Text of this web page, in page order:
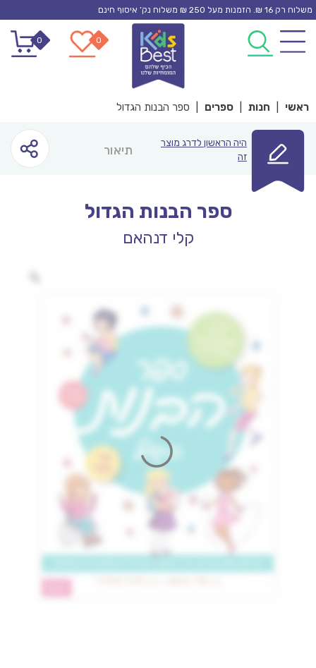
Skip
content
משלוח רק 16 ₪. הזמנות מעל 250 ₪ משלוח נק’ איסוף חינם
0
0
ראשי חנות ספרים ספר הבנות הגדול
היה הראשון לדרג מוצר
זה
תיאור
ספר הבנות הגדול
קלי דנהאם